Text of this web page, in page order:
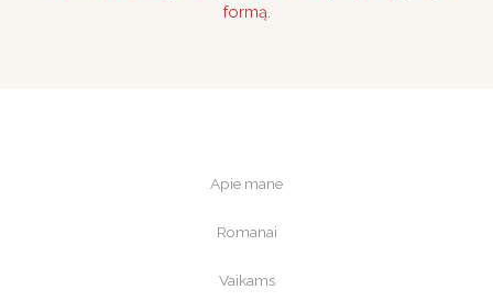
formą.
Apie mane
Romanai
Vaikams